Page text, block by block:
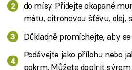
do mísy. Přidejte okapané
mátu, citronovou šťávu, olej,
Důkladně promíchejte, aby
Podávejte jako přílohu nebo
pokrm. Můžete doplnit